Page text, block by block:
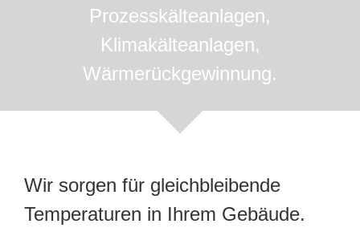
Prozesskälteanlagen,
Klimakälteanlagen,
Wärmerückgewinnung.
Wir sorgen für gleichbleibende
Temperaturen in Ihrem Gebäude.